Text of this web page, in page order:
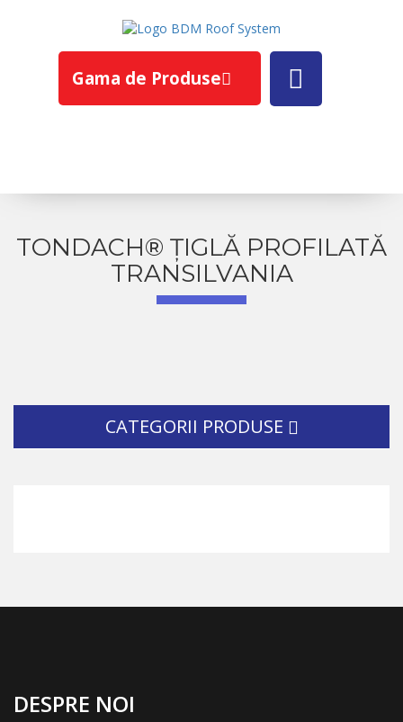
Gama de Produse
TONDACH® ȚIGLĂ PROFILATĂ
TRANSILVANIA
CATEGORII PRODUSE
DESPRE NOI